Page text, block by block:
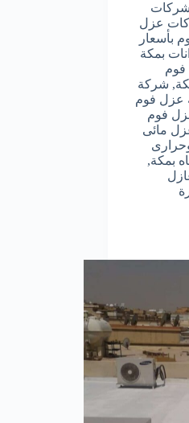
شركات
عزل
بأسعار
بمكة
, شركة
عزل فوم
فوم
مائى
بمكة,